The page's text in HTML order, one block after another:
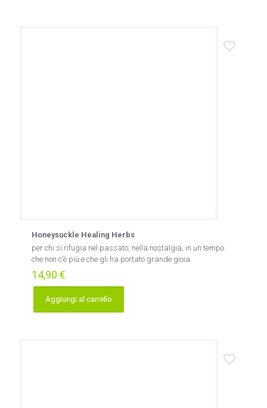
Honeysuckle Healing Herbs
per chi si rifugia nel passato, nella nostalgia, in un tempo
che non c’è più e che gli ha portato grande gioia
14,90 €
Aggiungi al carrello